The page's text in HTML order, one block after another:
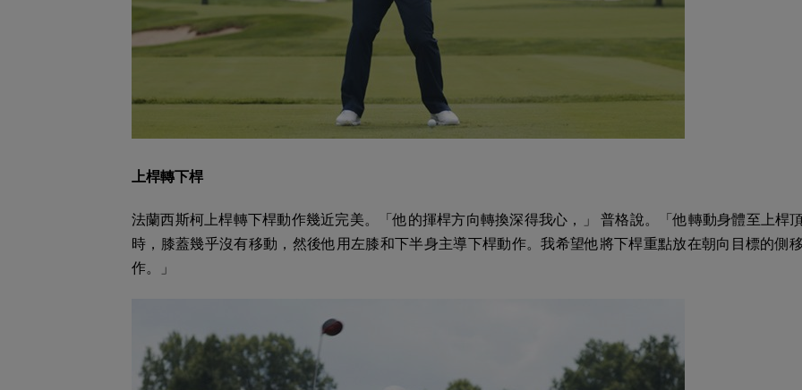
上桿轉下桿
法蘭西斯柯上桿轉下桿動作幾近完美。「他的揮桿方向轉換深得我心，」 普格說。「他轉動身體至上桿
時，膝蓋幾乎沒有移動，然後他用左膝和下半身主導下桿動作。我希望他將下桿重點放在朝向目標的側
作。」